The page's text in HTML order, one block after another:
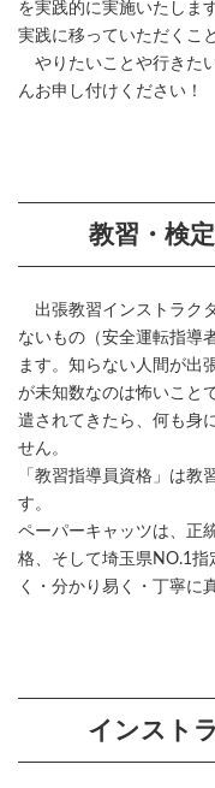
を実践的に実施いたしま
実践に移っていただくこ
やりたいことや行きた
んお申し付けください！
教習・検
出張教習インストラク
ないもの（安全運転指導
ます。知らない人間が出
が未知数なのは怖いこと
遣されてきたら、何も身
せん。
「教習指導員資格」は教
す。
ペーパーキャッツは、正
格、そして埼玉県NO.1指
く・分かり易く・丁寧に
インスト